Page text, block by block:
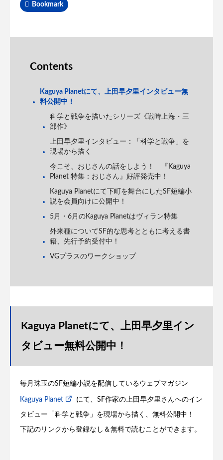
Bookmark
Contents
Kaguya Planetにて、上田早夕里インタビュー無
料公開中！
科学と戦争を描いたシリーズ《戦時上海・三
部作》
上田早夕里インタビュー：「科学と戦争」を
現場から描く
今こそ、おじさんの話をしよう！ 『Kaguya
Planet 特集：おじさん』好評発売中！
Kaguya Planetにて下町を舞台にしたSF短編小
説を会員向けに公開中！
5月・6月のKaguya Planetはヴィラン特集
外来種についてSF的な思考とともに考える書
籍、先行予約受付中！
VGプラスのワークショップ
Kaguya Planetにて、上田早夕里イン
タビュー無料公開中！
毎月珠玉のSF短編小説を配信しているウェブマガジン
Kaguya Planet にて、SF作家の上田早夕里さんへのイン
タビュー「科学と戦争」を現場から描く、無料公開中！
下記のリンクから登録なし＆無料で読むことができます。